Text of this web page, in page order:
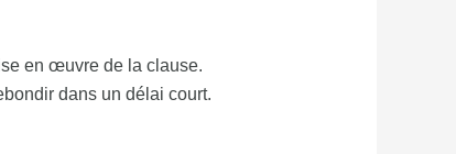
en œuvre de la clause.
dans un délai court.